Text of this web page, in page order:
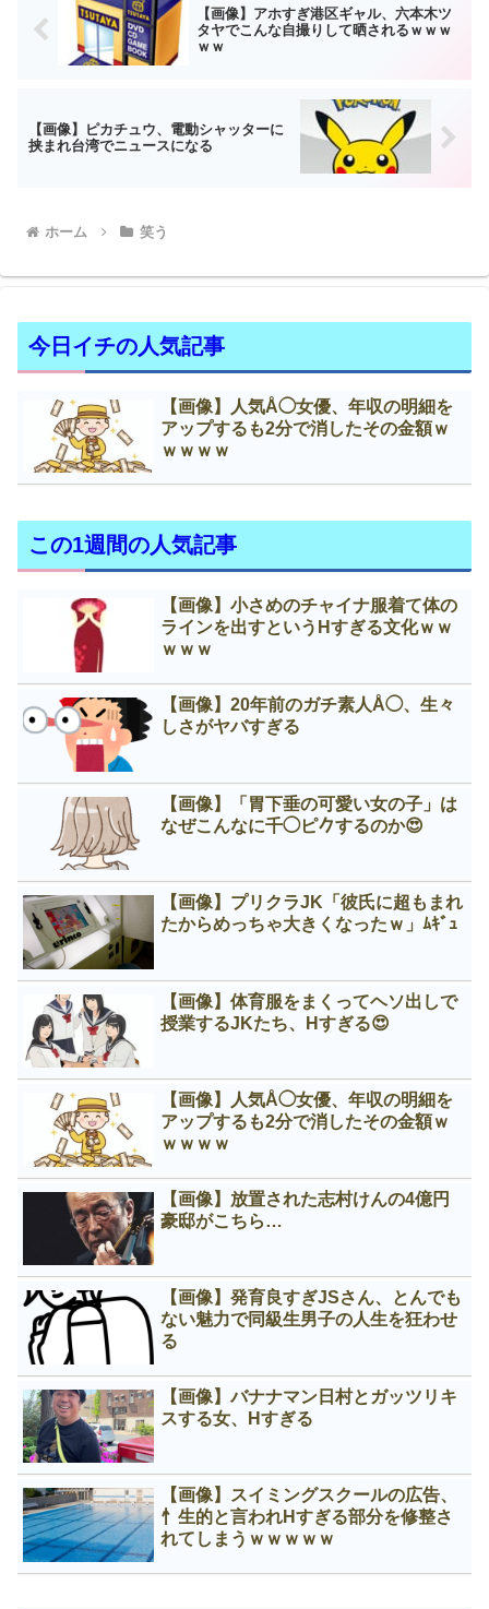
【画像】アホすぎ港区ギャル、六本木ツ
タヤでこんな自撮りして晒されるｗｗｗ
ｗｗ
【画像】ピカチュウ、電動シャッターに
挟まれ台湾でニュースになる
ホーム 笑う
今日イチの人気記事
【画像】人気Å◯女優、年収の明細を
アップするも2分で消したその金額ｗ
ｗｗｗｗ
この1週間の人気記事
【画像】小さめのチャイナ服着て体の
ラインを出すというНすぎる文化ｗｗ
ｗｗｗ
【画像】20年前のガチ素人Å◯、生々
しさがヤバすぎる
【画像】「胃下垂の可愛い女の子」は
なぜこんなに千◯ピ𠂊するのか😍
【画像】プリクラJK「彼氏に超もまれ
たからめっちゃ大きくなったｗ」ﾑｷﾞｭ
【画像】体育服をまくってヘソ出しで
授業するJKたち、Нすぎる😍
【画像】人気Å◯女優、年収の明細を
アップするも2分で消したその金額ｗ
ｗｗｗｗ
【画像】放置された志村けんの4億円
豪邸がこちら…
【画像】発育良すぎJSさん、とんでも
ない魅力で同級生男子の人生を狂わせ
る
【画像】バナナマン日村とガッツリキ
スする女、Нすぎる
【画像】スイミングスクールの広告、
忄生的と言われНすぎる部分を修整さ
れてしまうｗｗｗｗｗ